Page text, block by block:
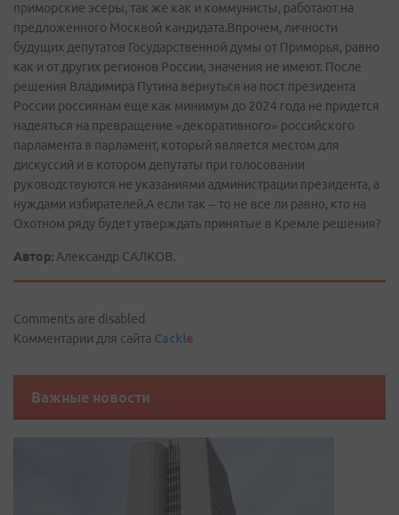
приморские эсеры, так же как и коммунисты, работают на
предложенного Москвой кандидата.Впрочем, личности
будущих депутатов Государственной думы от Приморья, равно
как и от других регионов России, значения не имеют. После
решения Владимира Путина вернуться на пост президента
России россиянам еще как минимум до 2024 года не придется
надеяться на превращение «декоративного» российского
парламента в парламент, который является местом для
дискуссий и в котором депутаты при голосовании
руководствуются не указаниями администрации президента, а
нуждами избирателей.А если так – то не все ли равно, кто на
Охотном ряду будет утверждать принятые в Кремле решения?
Автор: Александр САЛКОВ.
Comments are disabled
Комментарии для сайта Cackle
Важные новости